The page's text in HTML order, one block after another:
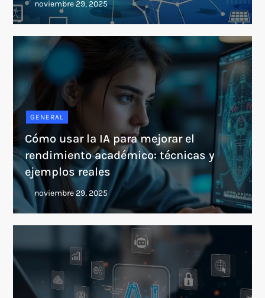
GENERAL
Cómo usar la IA para mejorar el
rendimiento académico: técnicas y
ejemplos reales